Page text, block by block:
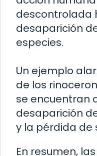
descontrolada
desaparición
especies.
Un ejemplo
de los
se encuentran
desaparición
y la pérdida de
En resumen,